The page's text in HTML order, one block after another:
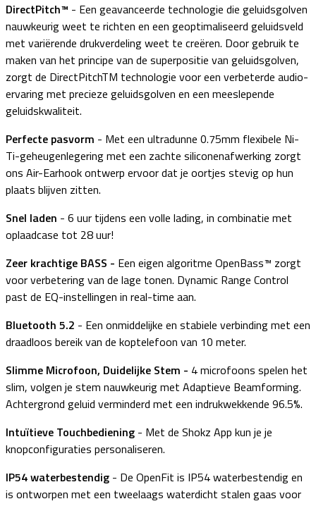
DirectPitch™ - Een geavanceerde technologie die geluidsgolven
nauwkeurig weet te richten en een geoptimaliseerd geluidsveld
met variërende drukverdeling weet te creëren. Door gebruik te
maken van het principe van de superpositie van geluidsgolven,
zorgt de DirectPitchTM technologie voor een verbeterde audio-
ervaring met precieze geluidsgolven en een meeslepende
geluidskwaliteit.
Perfecte pasvorm - Met een ultradunne 0.75mm flexibele Ni-
Ti-geheugenlegering met een zachte siliconenafwerking zorgt
ons Air-Earhook ontwerp ervoor dat je oortjes stevig op hun
plaats blijven zitten.
Snel laden - 6 uur tijdens een volle lading, in combinatie met
oplaadcase tot 28 uur!
Zeer krachtige BASS - Een eigen algoritme OpenBass™ zorgt
voor verbetering van de lage tonen. Dynamic Range Control
past de EQ-instellingen in real-time aan.
Bluetooth 5.2 - Een onmiddelijke en stabiele verbinding met een
draadloos bereik van de koptelefoon van 10 meter.
Slimme Microfoon, Duidelijke Stem - 4 microfoons spelen het
slim, volgen je stem nauwkeurig met Adaptieve Beamforming.
Achtergrond geluid verminderd met een indrukwekkende 96.5%.
Intuïtieve Touchbediening - Met de Shokz App kun je je
knopconfiguraties personaliseren.
IP54 waterbestendig - De OpenFit is IP54 waterbestendig en
is ontworpen met een tweelaags waterdicht stalen gaas voor